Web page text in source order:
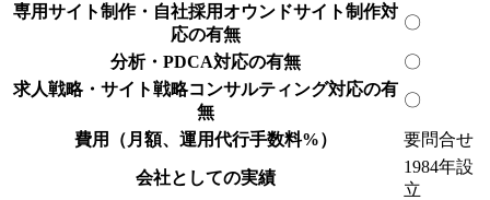
専用サイト制作・自社採用オウンドサイト制作対
応の有無
〇
分析・PDCA対応の有無
〇
求人戦略・サイト戦略コンサルティング対応の有
無
〇
費用（月額、運用代行手数料%） 要問合せ
会社としての実績
1984年設
立